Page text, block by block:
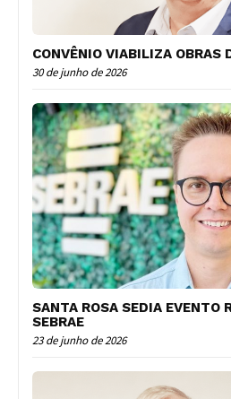
CONVÊNIO VIABILIZA OBRAS
30 de junho de 2026
SANTA ROSA SEDIA EVENTO
SEBRAE
23 de junho de 2026